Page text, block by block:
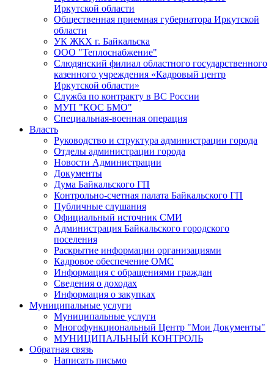
Иркутской области
Общественная приемная губернатора Иркутской
области
УК ЖКХ г. Байкальска
ООО "Теплоснабжение"
Слюдянский филиал областного государственного
казенного учреждения «Кадровый центр
Иркутской области»
Служба по контракту в ВС России
МУП "КОС БМО"
Специальная-военная операция
Власть
Руководство и структура администрации города
Отделы администрации города
Новости Администрации
Документы
Дума Байкальского ГП
Контрольно-счетная палата Байкальского ГП
Публичные слушания
Официальный источник СМИ
Администрация Байкальского городского
поселения
Раскрытие информации организациями
Кадровое обеспечение ОМС
Информация с обращениями граждан
Сведения о доходах
Информация о закупках
Муниципальные услуги
Муниципальные услуги
Многофункциональный Центр "Мои Документы"
МУНИЦИПАЛЬНЫЙ КОНТРОЛЬ
Обратная связь
Написать письмо